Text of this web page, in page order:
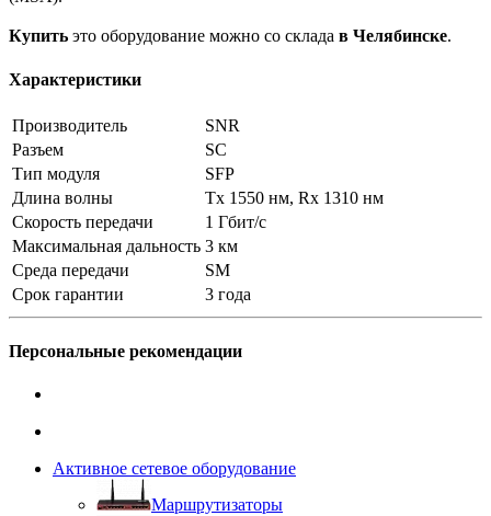
Купить это оборудование можно со склада в Челябинске.
Характеристики
Производитель
SNR
Разъем
SC
Тип модуля
SFP
Длина волны
Tx 1550 нм, Rx 1310 нм
Скорость передачи
1 Гбит/с
Максимальная дальность 3 км
Среда передачи
SM
Срок гарантии
3 года
Персональные рекомендации
Активное сетевое оборудование
Маршрутизаторы